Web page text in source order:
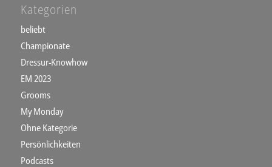
Kategorien
beliebt
Championate
Dressur-Knowhow
EM 2023
Grooms
My Monday
Ohne Kategorie
Persönlichkeiten
Podcasts